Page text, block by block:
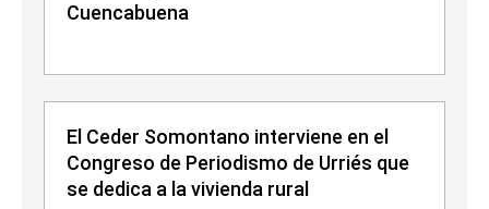
Cuencabuena
El Ceder Somontano interviene en el
Congreso de Periodismo de Urriés que
se dedica a la vivienda rural